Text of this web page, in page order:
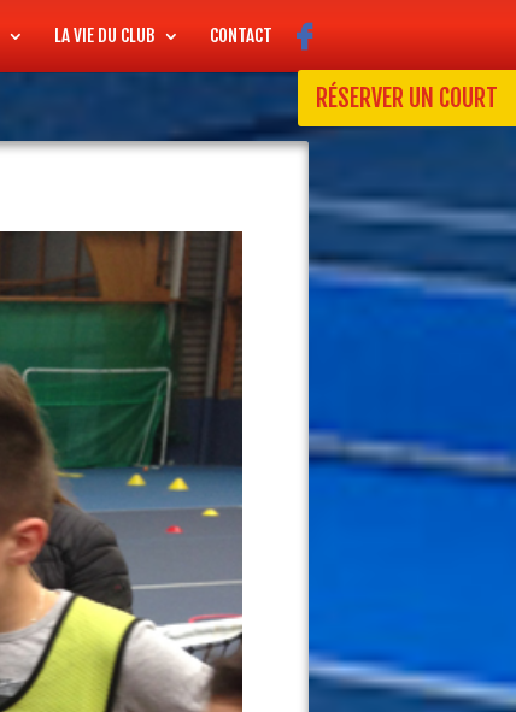
RÉSERVER UN COURT
LA VIE DU CLUB CONTACT